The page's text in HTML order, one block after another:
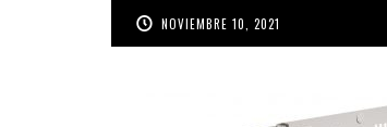
NOVIEMBRE 10, 2021